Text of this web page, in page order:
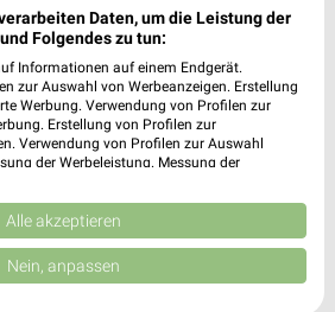
km 32,8 km
XXXLutz
Daten, um die Leistung der
Folgendes zu tun:
Informationen auf einem Endgerät.
zur Auswahl von Werbeanzeigen. Erstellung
Werbung. Verwendung von Profilen zur
Erstellung von Profilen zur
Verwendung von Profilen zur Auswahl
der Werbeleistung. Messung der
verschiedenen Quellen. Entwicklung und
Verwendung reduzierter Daten zur Auswahl
Europäischen Union weitergegeben und in die
Alle akzeptieren
Nein, anpassen